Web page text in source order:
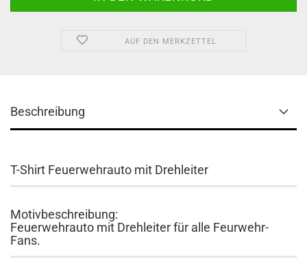
AUF DEN MERKZETTEL
Beschreibung
T-Shirt Feuerwehrauto mit Drehleiter
Motivbeschreibung:
Feuerwehrauto mit Drehleiter für alle Feurwehr-
Fans.